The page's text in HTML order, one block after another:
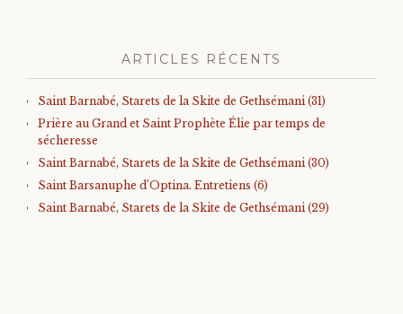
ARTICLES RÉCENTS
Saint Barnabé, Starets de la Skite de Gethsémani (31)
Prière au Grand et Saint Prophète Élie par temps de
sécheresse
Saint Barnabé, Starets de la Skite de Gethsémani (30)
Saint Barsanuphe d’Optina. Entretiens (6)
Saint Barnabé, Starets de la Skite de Gethsémani (29)